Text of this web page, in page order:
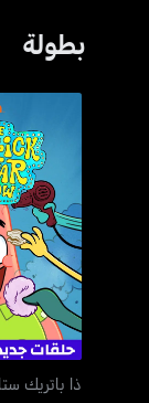
بطولة
ذا
ذا باتريك